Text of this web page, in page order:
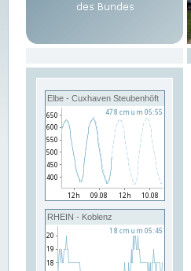
Elbe - Cuxhaven Steubenhöft
RHEIN - Koblenz